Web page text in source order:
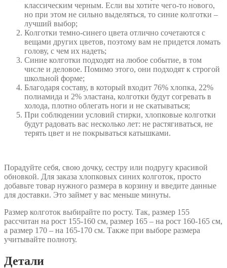
классическим черным. Если вы хотите чего-то нового,
но при этом не сильно выделяться, то синие колготки –
лучший выбор;
Колготки темно-синего цвета отлично сочетаются с
вещами других цветов, поэтому вам не придется ломать
голову, с чем их надеть;
Синие колготки подходят на любое событие, в том
числе и деловое. Помимо этого, они подходят к строгой
школьной форме;
Благодаря составу, в который входит 76% хлопка, 22%
полиамида и 2% эластана, колготки будут согревать в
холода, плотно облегать ноги и не скатываться;
При соблюдении условий стирки, хлопковые колготки
будут радовать вас несколько лет: не растягиваться, не
терять цвет и не покрываться катышками.
Порадуйте себя, свою дочку, сестру или подругу красивой
обновкой. Для заказа хлопковых синих колготок, просто
добавьте товар нужного размера в корзину и введите данные
для доставки. Это займет у вас меньше минуты.
Размер колготок выбирайте по росту. Так, размер 155
рассчитан на рост 155-160 см, размер 165 – на рост 160-165 см,
а размер 170 – на 165-170 см. Также при выборе размера
учитывайте полноту.
Детали